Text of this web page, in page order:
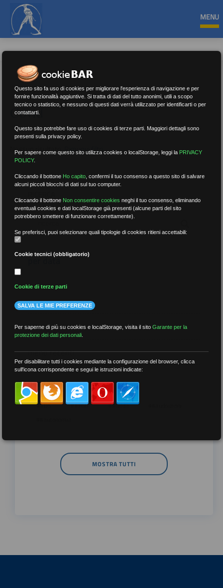
MENU
Covid
Nessun risultato.Rimuovi filtri
per data
più recenti
meno recenti
per tag
##DS ##FGU ##Gilda
MOSTRA TUTTI
Questo sito fa uso di cookies per migliorare l'esperienza di navigazione e per
fornire funzionalità aggiuntive. Si tratta di dati del tutto anonimi, utili a scopo
tecnico o statistico, e nessuno di questi dati verrà utilizzato per identificarti o per
contattarti.
Questo sito potrebbe fare uso di cookies di terze parti. Maggiori dettagli sono
presenti sulla privacy policy.
Per sapere come questo sito utilizza cookies o localStorage, leggi la PRIVACY
POLICY.
Cliccando il bottone Ho capito ,confermi il tuo consenso a questo sito di salvare
alcuni piccoli blocchi di dati sul tuo computer.
Cliccando il bottone Non consentire cookies neghi il tuo consenso, eliminando
eventuali cookies e dati localStorage già presenti (alcune parti del sito
potrebbero smettere di funzionare correttamente).
Se preferisci, puoi selezionare quali tipologie di cookies ritieni accettabili:
Cookie tecnici (obbligatorio)
Cookie di terze parti
SALVA LE MIE PREFERENZE
Per saperne di più su cookies e localStorage, visita il sitoGarante per la
protezione dei dati personali
Per disabilitare tutti i cookies mediante la configurazione del browser, clicca
sull'icona corrispondente e segui le istruzioni indicate: